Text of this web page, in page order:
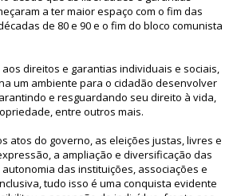
a ter maior espaço com o fim das
de 80 e 90 e o fim do bloco comunista
direitos e garantias individuais e sociais,
um ambiente para o cidadão desenvolver
e resguardando seu direito à vida,
entre outros mais.
atos do governo, as eleições justas, livres e
a ampliação e diversificação das
das instituições, associações e
tudo isso é uma conquista evidente